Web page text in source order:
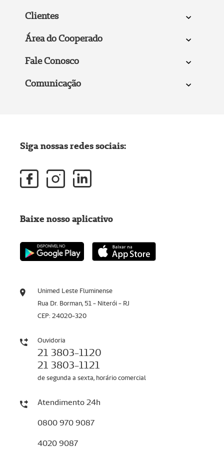
Clientes
Área do Cooperado
Fale Conosco
Comunicação
Unimed Leste Fluminense
Rua Dr. Borman, 51 - Niterói - RJ
CEP: 24020-320
Ouvidoria
21 3803-1120
21 3803-1121
de segunda a sexta, horário comercial
Atendimento 24h
0800 970 9087
4020 9087
Siga nossas redes sociais:
Baixe nosso aplicativo